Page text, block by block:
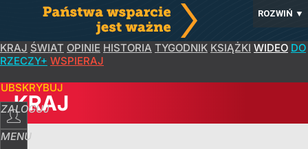
ROZWIŃ ▼
KRAJ ŚWIAT OPINIE HISTORIA TYGODNIK KSIĄŻKI WIDEO DO
RZECZY+ WSPIERAJ
ZALOGUJ
MENU
KRAJ